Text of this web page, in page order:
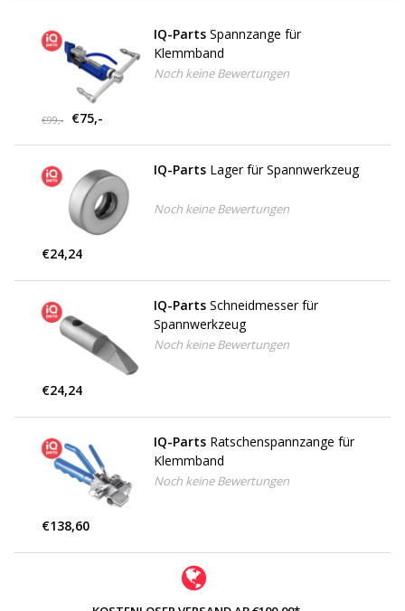
IQ-Parts Spannzange für
Klemmband
Noch keine Bewertungen
€99,- €75,-
IQ-Parts Lager für Spannwerkzeug
Noch keine Bewertungen
€24,24
IQ-Parts Schneidmesser für
Spannwerkzeug
Noch keine Bewertungen
€24,24
IQ-Parts Ratschenspannzange für
Klemmband
Noch keine Bewertungen
€138,60